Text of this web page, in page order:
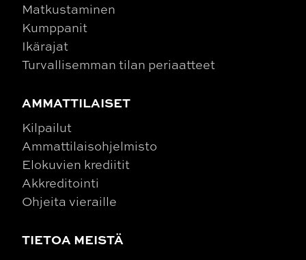
Matkustaminen
Kumppanit
Ikärajat
Turvallisemman tilan periaatteet
AMMATTILAISET
Kilpailut
Ammattilaisohjelmisto
Elokuvien krediitit
Akkreditointi
Ohjeita vieraille
TIETOA MEISTÄ